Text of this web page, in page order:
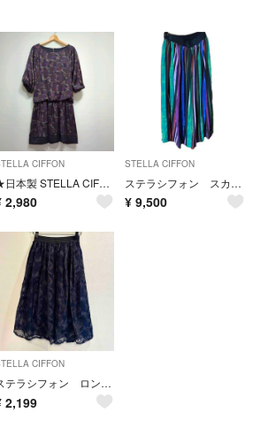
CIFFON
★日本製 STELLA CIFFON 総柄 サテン プルオーバー ワンピース
2,980
STELLA CIFFON
ステラシフォン スカート
¥ 9,500
CIFFON
ステラシフォン ロング刺繍スカート
2,199